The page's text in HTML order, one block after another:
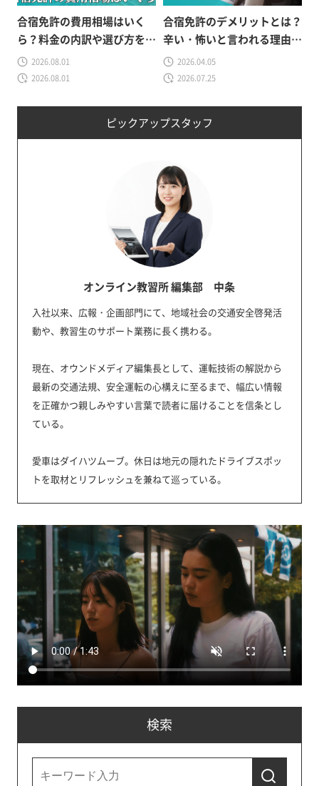
ピックアップスタッフ
オンライン教習所 編集部 中条
入社以来、広報・企画部門にて、地域社会の交通安全啓発活
動や、教習生のサポート業務に長く携わる。
現在、オウンドメディア編集長として、運転技術の解説から
最新の交通法規、安全運転の心構えに至るまで、幅広い情報
を正確かつ親しみやすい言葉で読者に届けることを信条とし
ている。
愛車はダイハツムーブ。休日は地元の隠れたドライブスポッ
トを取材とリフレッシュを兼ねて巡っている。
検索
合宿免許の費用相場はいく
ら？料金の内訳や選び方をわ
かりやすく解説
2026.08.01
2026.08.01
合宿免許のデメリットとは？
辛い・怖いと言われる理由と
後悔しない選び方
2026.04.05
2026.07.25